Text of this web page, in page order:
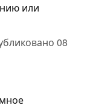
или
08